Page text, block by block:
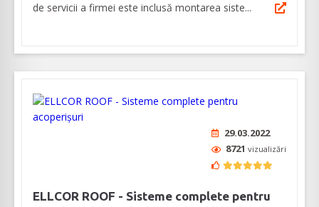
de servicii a firmei este inclusă montarea siste...
29.03.2022
8721 vizualizări
ELLCOR ROOF - Sisteme complete pentru